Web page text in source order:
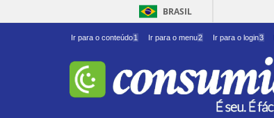
BRASIL
Ir para o conteúdo1 Ir para o menu2 Ir para o login3